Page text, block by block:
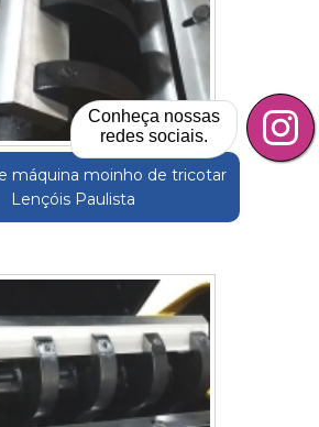
máquina moinho de tricotar
Lençóis Paulista
Conheça nossas
redes sociais.